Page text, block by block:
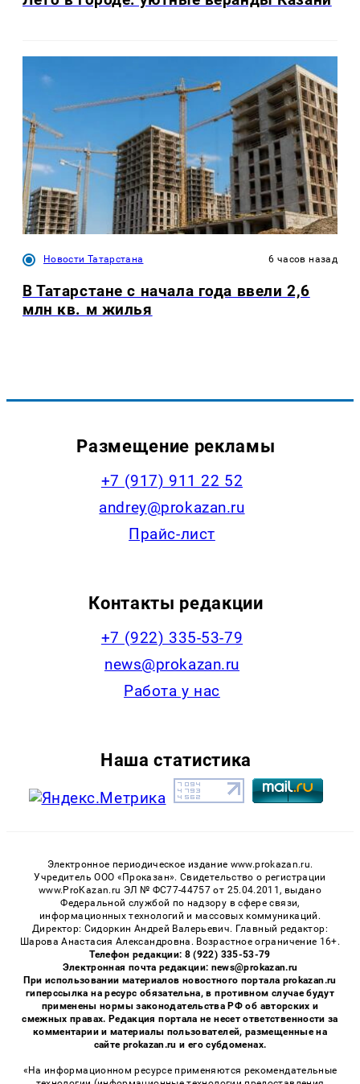
Новости Татарстана 6 часов назад
В Татарстане с начала года ввели 2,6
млн кв. м жилья
Размещение рекламы
+7 (917) 911 22 52
andrey@prokazan.ru
Прайс-лист
Контакты редакции
+7 (922) 335-53-79
news@prokazan.ru
Работа у нас
Наша статистика
Электронное периодическое издание www.prokazan.ru.
Учредитель ООО «Проказан». Cвидетельство о регистрации
www.ProKazan.ru ЭЛ № ФС77-44757 от 25.04.2011, выдано
Федеральной службой по надзору в сфере связи,
информационных технологий и массовых коммуникаций.
Директор: Сидоркин Андрей Валерьевич. Главный редактор:
Шарова Анастасия Александровна. Возрастное ограничение 16+.
Телефон редакции: 8 (922) 335-53-79
Электронная почта редакции: news@prokazan.ru
При использовании материалов новостного портала prokazan.ru
гиперссылка на ресурс обязательна, в противном случае будут
применены нормы законодательства РФ об авторских и
смежных правах. Редакция портала не несет ответственности за
комментарии и материалы пользователей, размещенные на
сайте prokazan.ru и его субдоменах.
«На информационном ресурсе применяются рекомендательные